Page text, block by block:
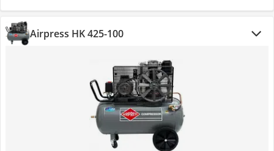
Airpress HK 425-100